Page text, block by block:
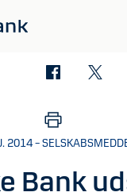
2014 –
Bank